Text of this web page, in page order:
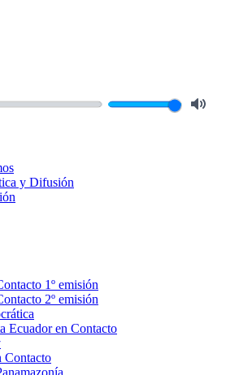
y Difusión
1º emisión
2º emisión
Ecuador en Contacto
Contacto